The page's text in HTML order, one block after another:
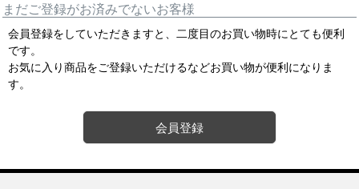
まだご登録がお済みでないお客様
会員登録をしていただきますと、二度目のお買い物時にとても便利
です。
お気に入り商品をご登録いただけるなどお買い物が便利になりま
す。
会員登録